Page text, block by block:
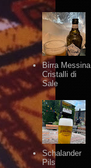
Birra Messina
Cristalli di
Sale
Schalander
Pils